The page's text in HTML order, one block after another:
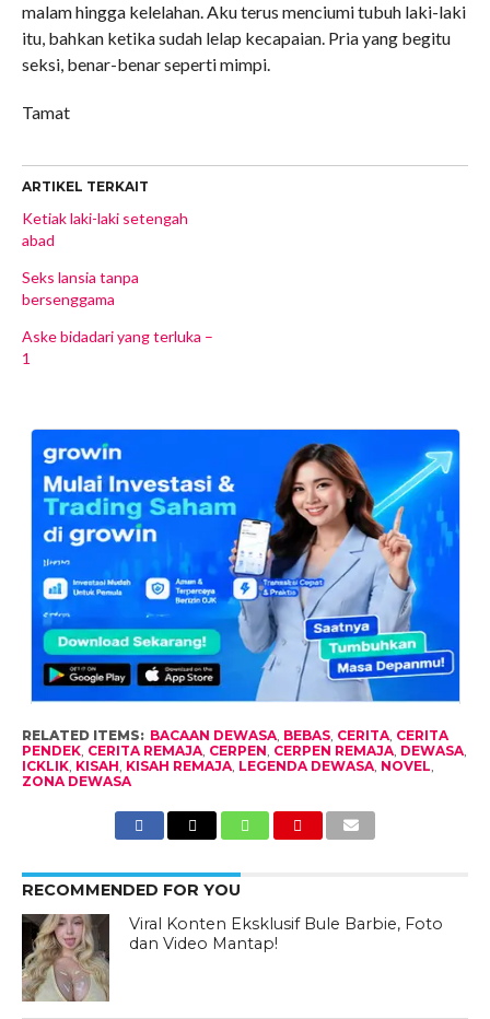
malam hingga kelelahan. Aku terus menciumi tubuh laki-laki
itu, bahkan ketika sudah lelap kecapaian. Pria yang begitu
seksi, benar-benar seperti mimpi.
Tamat
ARTIKEL TERKAIT
Ketiak laki-laki setengah
abad
Seks lansia tanpa
bersenggama
Aske bidadari yang terluka –
1
RELATED ITEMS: BACAAN DEWASA, BEBAS, CERITA, CERITA
PENDEK, CERITA REMAJA, CERPEN, CERPEN REMAJA, DEWASA,
ICKLIK, KISAH, KISAH REMAJA, LEGENDA DEWASA, NOVEL,
ZONA DEWASA
RECOMMENDED FOR YOU
Viral Konten Eksklusif Bule Barbie, Foto
dan Video Mantap!